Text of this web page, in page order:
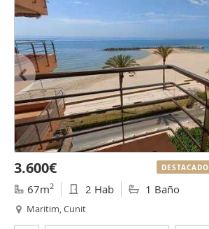
3.600€
67m2 2 Hab 1 Baño
Maritim, Cunit
DESTACADO